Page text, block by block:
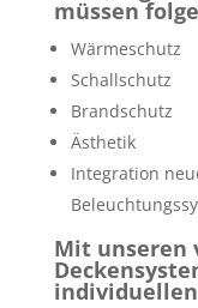
müssen
Wärmeschutz
Schallschutz
Brandschutz
Ästhetik
Integration
Mit unseren